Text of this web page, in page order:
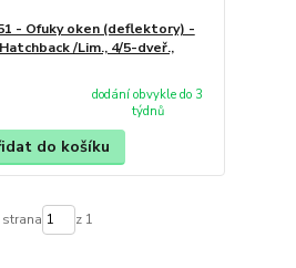
- Ofuky oken (deflektory) -
/Lim., 4/5-dveř.,
dodání obvykle do 3
týdnů
do košíku
strana z 1